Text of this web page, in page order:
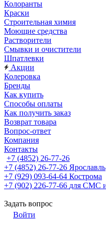
Колоранты
Краски
Строительная химия
Моющие средства
Растворители
Смывки и очистители
Шпатлевки
Акции
Колеровка
Бренды
Как купить
Способы оплаты
Как получить заказ
Возврат товара
Вопрос-ответ
Компания
Контакты
+7 (4852) 26-77-26
+7 (4852) 26-77-26 Ярославль
+7 (929) 093-64-64 Кострома
+7 (902) 226-77-66 для СМС
Задать вопрос
Войти